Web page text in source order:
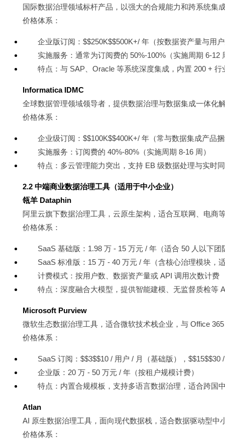
国际数据治理领域标杆产品，以强大的合规能力和跨系统集
价格体系：
企业版订阅：$$250K$$500K+/ 年（按数据资产量与用
实施服务：通常为订阅费的 50%-100%（实施周期 6-12
特点：与 SAP、Oracle 等系统深度集成，内置 200 + 行
Informatica IDMC
全球数据管理领域领导者，提供数据治理与数据集成一体化
价格体系：
企业级订阅：$$100K$$400K+/ 年（常与数据集成产品
实施服务：订阅费的 40%-80%（实施周期 8-16 周）
特点：多云管理能力突出，支持 EB 级数据处理与实时
2.2 中端商业数据治理工具（适用于中小企业）
瓴羊 Dataphin
阿里云旗下数据治理工具，云原生架构，适合互联网、电商
价格体系：
SaaS 基础版：1.98 万 - 15 万元 / 年（适合 50 人以下团
SaaS 标准版：15 万 - 40 万元 / 年（含核心治理模块，
计费模式：按用户数、数据资产量或 API 调用次数计费
特点：深度融合大模型，提供智能建模、无监督质检等
Microsoft Purview
微软生态数据治理工具，适合微软技术栈企业，与 Office
价格体系：
SaaS 订阅：$$3$$10 / 用户 / 月（基础版），$$15$$30
企业版：20 万 - 50 万元 / 年（按租户规模计费）
特点：内置合规模板，支持多语言数据治理，适合跨国
Atlan
AI 原生数据治理工具，面向现代数据栈，适合数据驱动型
价格体系：